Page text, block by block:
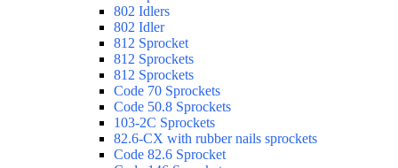
802 Idlers
802 Idler
812 Sprocket
812 Sprockets
812 Sprockets
Code 70 Sprockets
Code 50.8 Sprockets
103-2C Sprockets
82.6-CX with rubber nails sprockets
Code 82.6 Sprocket